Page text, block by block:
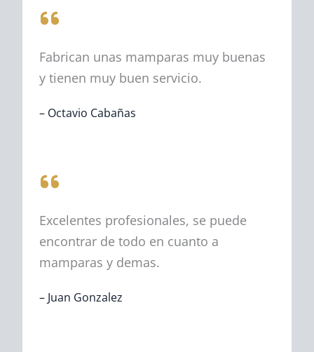
Fabrican unas mamparas muy buenas
y tienen muy buen servicio.
– Octavio Cabañas
Excelentes profesionales, se puede
encontrar de todo en cuanto a
mamparas y demas.
– Juan Gonzalez